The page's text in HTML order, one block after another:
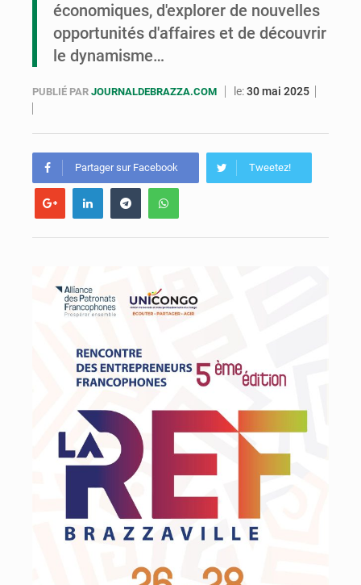
économiques, d'explorer de nouvelles
opportunités d'affaires et de découvrir
le dynamisme…
PUBLIÉ PAR JOURNALDEBRAZZA.COM le:30 mai 2025
Partager sur Facebook Tweetez!